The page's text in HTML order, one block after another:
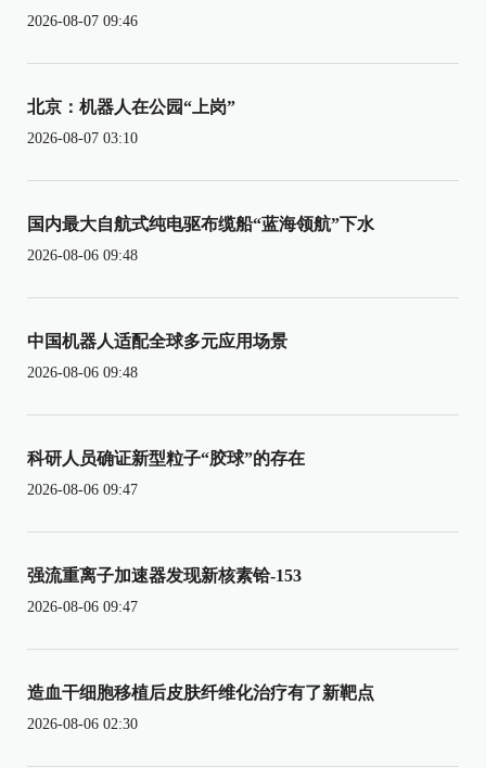
2026-08-07 09:46
北京：机器人在公园“上岗”
2026-08-07 03:10
国内最大自航式纯电驱布缆船“蓝海领航”下水
2026-08-06 09:48
中国机器人适配全球多元应用场景
2026-08-06 09:48
科研人员确证新型粒子“胶球”的存在
2026-08-06 09:47
强流重离子加速器发现新核素铪-153
2026-08-06 09:47
造血干细胞移植后皮肤纤维化治疗有了新靶点
2026-08-06 02:30